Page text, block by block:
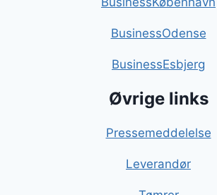
BusinessOdense
BusinessEsbjerg
Øvrige links
Pressemeddelelse
Leverandør